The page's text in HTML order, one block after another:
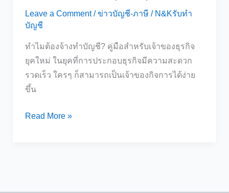
Leave a Comment /ข่าวบัญชี-ภาษี / N&Kรับทำ
บัญชี
ทำไมต้องจ้างทำบัญชี? คู่มือสำหรับเจ้าของธุรกิจ
ยุคใหม่ ในยุคที่การประกอบธุรกิจมีความสะดวก
รวดเร็ว ใครๆ ก็สามารถเป็นเจ้าของกิจการได้ง่าย
ขึ้น
ทำไม
Read More »